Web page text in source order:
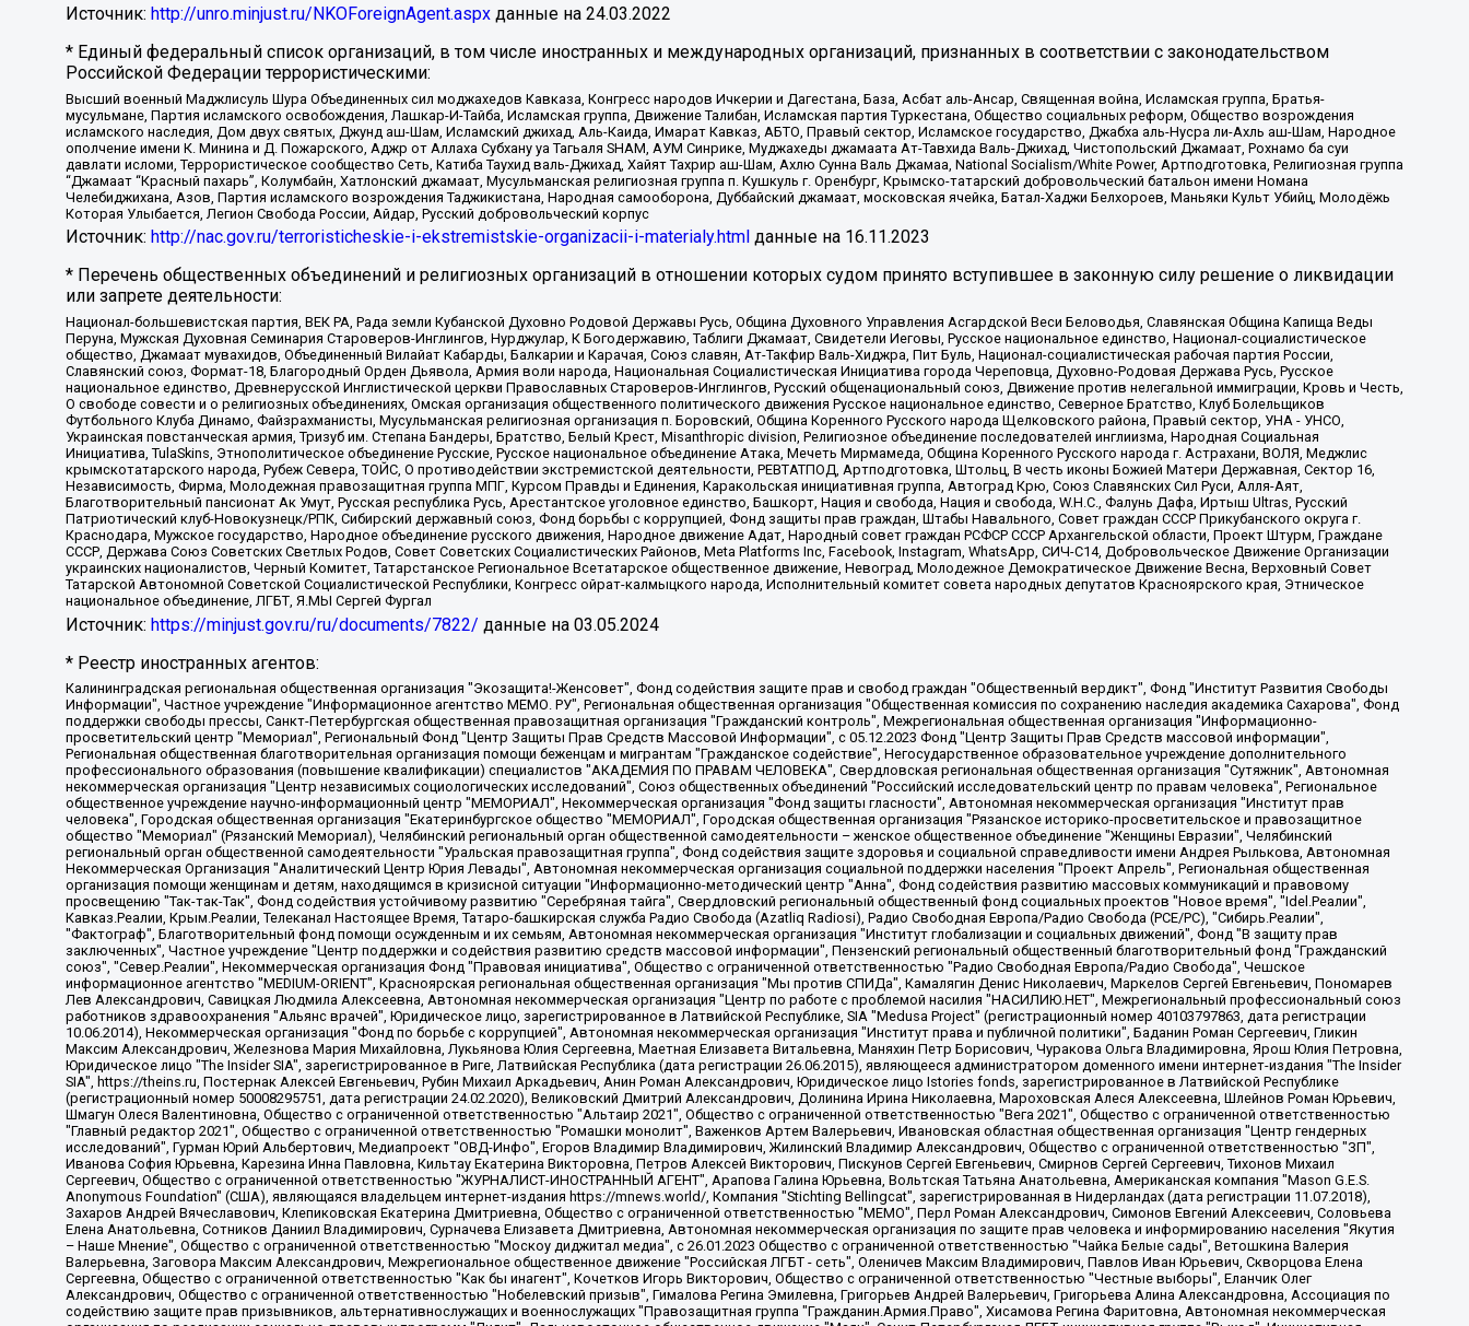
Источник: http://unro.minjust.ru/NKOForeignAgent.aspx данные на 24.03.2022
* Единый федеральный список организаций, в том числе иностранных и международных организаций, признанных в соответствии с законодательством
Российской Федерации террористическими:
Высший военный Маджлисуль Шура Объединенных сил моджахедов Кавказа, Конгресс народов Ичкерии и Дагестана, База, Асбат аль-Ансар, Священная война, Исламская группа, Братья-
мусульмане, Партия исламского освобождения, Лашкар-И-Тайба, Исламская группа, Движение Талибан, Исламская партия Туркестана, Общество социальных реформ, Общество возрождения
исламского наследия, Дом двух святых, Джунд аш-Шам, Исламский джихад, Аль-Каида, Имарат Кавказ, АБТО, Правый сектор, Исламское государство, Джабха аль-Нусра ли-Ахль аш-Шам, Народное
ополчение имени К. Минина и Д. Пожарского, Аджр от Аллаха Субхану уа Тагьаля SHAM, АУМ Синрике, Муджахеды джамаата Ат-Тавхида Валь-Джихад, Чистопольский Джамаат, Рохнамо ба суи
давлати исломи, Террористическое сообщество Сеть, Катиба Таухид валь-Джихад, Хайят Тахрир аш-Шам, Ахлю Сунна Валь Джамаа, National Socialism/White Power, Артподготовка, Религиозная группа
“Джамаат “Красный пахарь”, Колумбайн, Хатлонский джамаат, Мусульманская религиозная группа п. Кушкуль г. Оренбург, Крымско-татарский добровольческий батальон имени Номана
Челебиджихана, Азов, Партия исламского возрождения Таджикистана, Народная самооборона, Дуббайский джамаат, московская ячейка, Батал-Хаджи Белхороев, Маньяки Культ Убийц, Молодёжь
Которая Улыбается, Легион Свобода России, Айдар, Русский добровольческий корпус
Источник: http://nac.gov.ru/terroristicheskie-i-ekstremistskie-organizacii-i-materialy.html данные на 16.11.2023
* Перечень общественных объединений и религиозных организаций в отношении которых судом принято вступившее в законную силу решение о ликвидации
или запрете деятельности:
Национал-большевистская партия, ВЕК РА, Рада земли Кубанской Духовно Родовой Державы Русь, Община Духовного Управления Асгардской Веси Беловодья, Славянская Община Капища Веды
Перуна, Мужская Духовная Семинария Староверов-Инглингов, Нурджулар, К Богодержавию, Таблиги Джамаат, Свидетели Иеговы, Русское национальное единство, Национал-социалистическое
общество, Джамаат мувахидов, Объединенный Вилайат Кабарды, Балкарии и Карачая, Союз славян, Ат-Такфир Валь-Хиджра, Пит Буль, Национал-социалистическая рабочая партия России,
Славянский союз, Формат-18, Благородный Орден Дьявола, Армия воли народа, Национальная Социалистическая Инициатива города Череповца, Духовно-Родовая Держава Русь, Русское
национальное единство, Древнерусской Инглистической церкви Православных Староверов-Инглингов, Русский общенациональный союз, Движение против нелегальной иммиграции, Кровь и Честь,
О свободе совести и о религиозных объединениях, Омская организация общественного политического движения Русское национальное единство, Северное Братство, Клуб Болельщиков
Футбольного Клуба Динамо, Файзрахманисты, Мусульманская религиозная организация п. Боровский, Община Коренного Русского народа Щелковского района, Правый сектор, УНА - УНСО,
Украинская повстанческая армия, Тризуб им. Степана Бандеры, Братство, Белый Крест, Misanthropic division, Религиозное объединение последователей инглиизма, Народная Социальная
Инициатива, TulaSkins, Этнополитическое объединение Русские, Русское национальное объединение Атака, Мечеть Мирмамеда, Община Коренного Русского народа г. Астрахани, ВОЛЯ, Меджлис
крымскотатарского народа, Рубеж Севера, ТОЙС, О противодействии экстремистской деятельности, РЕВТАТПОД, Артподготовка, Штольц, В честь иконы Божией Матери Державная, Сектор 16,
Независимость, Фирма, Молодежная правозащитная группа МПГ, Курсом Правды и Единения, Каракольская инициативная группа, Автоград Крю, Союз Славянских Сил Руси, Алля-Аят,
Благотворительный пансионат Ак Умут, Русская республика Русь, Арестантское уголовное единство, Башкорт, Нация и свобода, Нация и свобода, W.H.С., Фалунь Дафа, Иртыш Ultras, Русский
Патриотический клуб-Новокузнецк/РПК, Сибирский державный союз, Фонд борьбы с коррупцией, Фонд защиты прав граждан, Штабы Навального, Совет граждан СССР Прикубанского округа г.
Краснодара, Мужское государство, Народное объединение русского движения, Народное движение Адат, Народный совет граждан РСФСР СССР Архангельской области, Проект Штурм, Граждане
СССР, Держава Союз Советских Светлых Родов, Совет Советских Социалистических Районов, Meta Platforms Inc, Facebook, Instagram, WhatsApp, СИЧ-С14, Добровольческое Движение Организации
украинских националистов, Черный Комитет, Татарстанское Региональное Всетатарское общественное движение, Невоград, Молодежное Демократическое Движение Весна, Верховный Совет
Татарской Автономной Советской Социалистической Республики, Конгресс ойрат-калмыцкого народа, Исполнительный комитет совета народных депутатов Красноярского края, Этническое
национальное объединение, ЛГБТ, Я.МЫ Сергей Фургал
Источник: https://minjust.gov.ru/ru/documents/7822/ данные на 03.05.2024
* Реестр иностранных агентов:
Калининградская региональная общественная организация "Экозащита!-Женсовет", Фонд содействия защите прав и свобод граждан "Общественный вердикт", Фонд "Институт Развития Свободы Информации", Частное учреждение "Информационное агентство МЕМО. РУ", Региональная общественная организация "Общественная комиссия по сохранению наследия академика Сахарова", Фонд поддержки свободы прессы, Санкт-Петербургская общественная правозащитная организация "Гражданский контроль", Межрегиональная общественная организация "Информационно-просветительский центр "Мемориал", Региональный Фонд "Центр Защиты Прав Средств Массовой Информации", с 05.12.2023 Фонд "Центр Защиты Прав Средств массовой информации", Региональная общественная благотворительная организация помощи беженцам и мигрантам "Гражданское содействие", Негосударственное образовательное учреждение дополнительного профессионального образования (повышение квалификации) специалистов "АКАДЕМИЯ ПО ПРАВАМ ЧЕЛОВЕКА", Свердловская региональная общественная организация "Сутяжник", Автономная некоммерческая организация "Центр независимых социологических исследований", Союз общественных объединений "Российский исследовательский центр по правам человека", Региональное общественное учреждение научно-информационный центр "МЕМОРИАЛ", Некоммерческая организация "Фонд защиты гласности", Автономная некоммерческая организация "Институт прав человека", Городская общественная организация "Екатеринбургское общество "МЕМОРИАЛ", Городская общественная организация "Рязанское историко-просветительское и правозащитное общество "Мемориал" (Рязанский Мемориал), Челябинский региональный орган общественной самодеятельности – женское общественное объединение "Женщины Евразии", Челябинский региональный орган общественной самодеятельности "Уральская правозащитная группа", Фонд содействия защите здоровья и социальной справедливости имени Андрея Рылькова, Автономная Некоммерческая Организация "Аналитический Центр Юрия Левады", Автономная некоммерческая организация социальной поддержки населения "Проект Апрель", Региональная общественная организация помощи женщинам и детям, находящимся в кризисной ситуации "Информационно-методический центр "Анна", Фонд содействия развитию массовых коммуникаций и правовому просвещению "Так-так-Так", Фонд содействия устойчивому развитию "Серебряная тайга", Свердловский региональный общественный фонд социальных проектов "Новое время", "Idel.Реалии", Кавказ.Реалии, Крым.Реалии, Телеканал Настоящее Время, Татаро-башкирская служба Радио Свобода (Azatliq Radiosi), Радио Свободная Европа/Радио Свобода (PCE/PC), "Сибирь.Реалии", "Фактограф", Благотворительный фонд помощи осужденным и их семьям, Автономная некоммерческая организация "Институт глобализации и социальных движений", Фонд "В защиту прав заключенных", Частное учреждение "Центр поддержки и содействия развитию средств массовой информации", Пензенский региональный общественный благотворительный фонд "Гражданский союз", "Север.Реалии", Некоммерческая организация Фонд "Правовая инициатива", Общество с ограниченной ответственностью "Радио Свободная Европа/Радио Свобода", Чешское информационное агентство "MEDIUM-ORIENT", Красноярская региональная общественная организация "Мы против СПИДа", Камалягин Денис Николаевич, Маркелов Сергей Евгеньевич, Пономарев Лев Александрович, Савицкая Людмила Алексеевна, Автономная некоммерческая организация "Центр по работе с проблемой насилия "НАСИЛИЮ.НЕТ", Межрегиональный профессиональный союз работников здравоохранения "Альянс врачей", Юридическое лицо, зарегистрированное в Латвийской Республике, SIA "Medusa Project" (регистрационный номер 40103797863, дата регистрации 10.06.2014), Некоммерческая организация "Фонд по борьбе с коррупцией", Автономная некоммерческая организация "Институт права и публичной политики", Баданин Роман Сергеевич, Гликин Максим Александрович, Железнова Мария Михайловна, Лукьянова Юлия Сергеевна, Маетная Елизавета Витальевна, Маняхин Петр Борисович, Чуракова Ольга Владимировна, Ярош Юлия Петровна, Юридическое лицо "The Insider SIA", зарегистрированное в Риге, Латвийская Республика (дата регистрации 26.06.2015), являющееся администратором доменного имени интернет-издания "The Insider SIA", https://theins.ru, Постернак Алексей Евгеньевич, Рубин Михаил Аркадьевич, Анин Роман Александрович, Юридическое лицо Istories fonds, зарегистрированное в Латвийской Республике (регистрационный номер 50008295751, дата регистрации 24.02.2020), Великовский Дмитрий Александрович, Долинина Ирина Николаевна, Мароховская Алеся Алексеевна, Шлейнов Роман Юрьевич, Шмагун Олеся Валентиновна, Общество с ограниченной ответственностью "Альтаир 2021", Общество с ограниченной ответственностью "Вега 2021", Общество с ограниченной ответственностью "Главный редактор 2021", Общество с ограниченной ответственностью "Ромашки монолит", Важенков Артем Валерьевич, Ивановская областная общественная организация "Центр гендерных исследований", Гурман Юрий Альбертович, Медиапроект "ОВД-Инфо", Егоров Владимир Владимирович, Жилинский Владимир Александрович, Общество с ограниченной ответственностью "ЗП", Иванова София Юрьевна, Карезина Инна Павловна, Кильтау Екатерина Викторовна, Петров Алексей Викторович, Пискунов Сергей Евгеньевич, Смирнов Сергей Сергеевич, Тихонов Михаил Сергеевич, Общество с ограниченной ответственностью "ЖУРНАЛИСТ-ИНОСТРАННЫЙ АГЕНТ", Арапова Галина Юрьевна, Вольтская Татьяна Анатольевна, Американская компания "Mason G.E.S. Anonymous Foundation" (США), являющаяся владельцем интернет-издания https://mnews.world/, Компания "Stichting Bellingcat", зарегистрированная в Нидерландах (дата регистрации 11.07.2018), Захаров Андрей Вячеславович, Клепиковская Екатерина Дмитриевна, Общество с ограниченной ответственностью "МЕМО", Перл Роман Александрович, Симонов Евгений Алексеевич, Соловьева Елена Анатольевна, Сотников Даниил Владимирович, Сурначева Елизавета Дмитриевна, Автономная некоммерческая организация по защите прав человека и информированию населения "Якутия – Наше Мнение", Общество с ограниченной ответственностью "Москоу диджитал медиа", с 26.01.2023 Общество с ограниченной ответственностью "Чайка Белые сады", Ветошкина Валерия Валерьевна, Заговора Максим Александрович, Межрегиональное общественное движение "Российская ЛГБТ - сеть", Оленичев Максим Владимирович, Павлов Иван Юрьевич, Скворцова Елена Сергеевна, Общество с ограниченной ответственностью "Как бы инагент", Кочетков Игорь Викторович, Общество с ограниченной ответственностью "Честные выборы", Еланчик Олег Александрович, Общество с ограниченной ответственностью "Нобелевский призыв", Гималова Регина Эмилевна, Григорьев Андрей Валерьевич, Григорьева Алина Александровна, Ассоциация по содействию защите прав призывников, альтернативнослужащих и военнослужащих "Правозащитная группа "Гражданин.Армия.Право", Хисамова Регина Фаритовна, Автономная некоммерческая организация по реализации социально-правовых программ "Лилит", Дальневосточное общественное движение "Маяк", Санкт-Петербургская ЛГБТ-инициативная группа "Выход", Инициативная группа ЛГБТ+ "Реверс", Алексеев Андрей Викторович, Бекбулатова Таисия Львовна, Беляев Иван Михайлович, Владыкина Елена Сергеевна, Гельман Марат Александрович, Никульшина Вероника Юрьевна, Толоконникова Надежда Андреевна, Шендерович Виктор Анатольевич, Общество с ограниченной ответственностью "Данное сообщение", Общество с ограниченной ответственностью Издательский дом "Новая глава", Айнбиндер Александра Александровна, Московский комьюнити-центр для ЛГБТ+инициатив, Благотворительный фонд развития филантропии, Deutsche Welle (Германия, Kurt-Schumacher-Strasse 3, 53113 Bonn), Борзунова Мария Михайловна, Воробьев Виктор Викторович, Голубева Анна Львовна, Константинова Алла Михайловна, Малкова Ирина Владимировна, Мурадов Мурад Абдулгалимович, Осетинская Елизавета Николаевна, Понасенков Евгений Николаевич, Ганапольский Матвей Юрьевич, Киселев Евгений Алексеевич, Борухович Ирина Григорьевна, Дремин Иван Тимофеевич, Дубровский Дмитрий Викторович, Красноярская региональная общественная организация поддержки и развития альтернативных образовательных технологий и межкультурных коммуникаций "ИНТЕРРА", Маяковская Екатерина Алексеевна, Фейгин Марк Захарович, Филимонов Андрей Викторович, Дзугкоева Регина Николаевна, Доброхотов Роман Александрович, Дудь Юрий Александрович, Елкин Сергей Владимирович, Кругликов Кирилл Игоревич, Сабунаева Мария Леонидовна, Семенов Алексей Владимирович, Шаинян Карен Багратович, Шульман Екатерина Михайловна, Асафьев Артур Валерьевич, Вахштайн Виктор Семенович, Венедиктов Алексей Алексеевич, Лушникова Екатерина Евгеньевна, Волков Леонид Михайлович, Невзоров Александр Глебович, Пархоменко Сергей Борисович, Сироткин Ярослав Николаевич, Кара-Мурза Владимир Владимирович, Баранова Наталья Владимировна, Гозман Леонид Яковлевич, Кагарлицкий Борис Юльевич, Климарев Михаил Валерьевич, Милов Владимир Станиславович, Автономная некоммерческая организация Краснодарский центр современного искусства "Типография", Моргенштерн Алишер Тагирович, Соболь Любовь Эдуардовна, Общество с ограниченной ответственностью "ЛИЗА НОРМ", Каспаров Гарри Кимович, Ходорковский Михаил Борисович, Общество с ограниченной ответственностью "Апрельские тезисы", Данилович Ирина Брониславовна, Кашин Олег Владимирович, Петров Николай Владимирович, Пивоваров Алексей Владимирович, Соколов Михаил Владимирович, Цветкова Юлия Владимировна, Чичваркин Евгений Александрович, Комитет против пыток/Команда против пыток, Общество с ограниченной ответственностью "Первый научный", Общество с ограниченной ответственностью "Вертолет и ко", Белоцерковская Вероника Борисовна, Кац Максим Евгеньевич, Лазарева Татьяна Юрьевна, Шаведдинов Руслан Табризович, Яшин Илья Валерьевич, Общество с ограниченной ответственностью "Иноагент ААВ", Алешковский Дмитрий Петрович, Альбац Евгения Марковна, Быков Дмитрий Львович, Галямина Юлия Евгеньевна, Лойко Сергей Леонидович, Мартынов Кирилл Константинович, Медведев Сергей Александрович, Крашенинников Федор Геннадиевич, Гордеева Катерина Вл